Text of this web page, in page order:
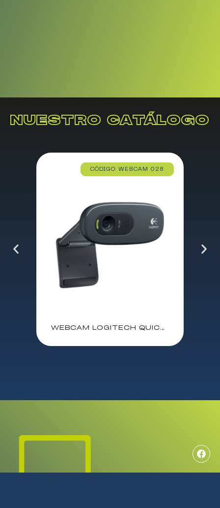
NUESTRO CATÁLOGO
CÓDIGO: WEBCAM 028
WEBCAM LOGITECH QUICKCAM C270 HD 720P 30FPS / MICROFONO CON REDUCCION DE RUIDO / 960-001063